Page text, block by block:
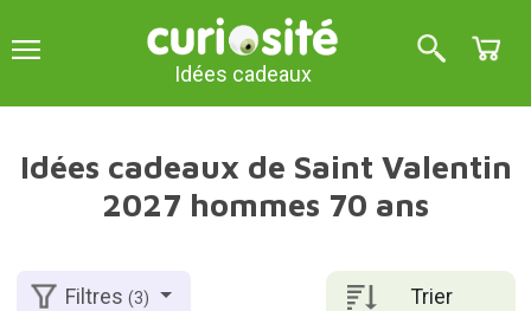
Idées cadeaux
Idées cadeaux de Saint Valentin
2027 hommes 70 ans
Trier
Filtres(3)